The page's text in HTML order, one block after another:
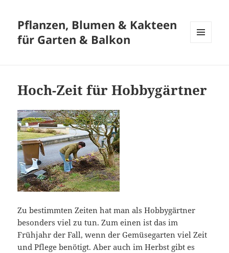
Pflanzen, Blumen & Kakteen
für Garten & Balkon
Hoch-Zeit für Hobbygärtner
Zu bestimmten Zeiten hat man als Hobbygärtner
besonders viel zu tun. Zum einen ist das im
Frühjahr der Fall, wenn der Gemüsegarten viel Zeit
und Pflege benötigt. Aber auch im Herbst gibt es